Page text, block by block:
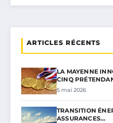
ARTICLES RÉCENTS
LA MAYENNE
CINQ
5 mai 2026
TRANSITION
ASSURANCES…